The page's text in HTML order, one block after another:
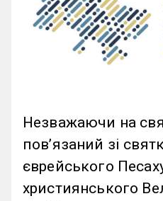
Незважаючи на
повʼязаний зі
єврейського
християнського